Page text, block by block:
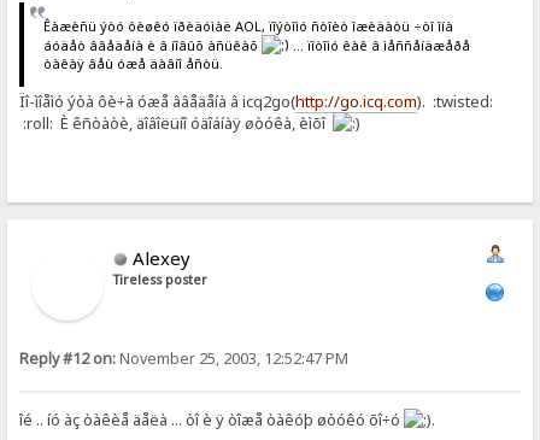
Êàæèñü ýòó ôèøêó ïðèäóìàë AOL, ïîýòîìó ñòîèò îæèäàòü ÷òî îíà
áóäåò ââåäåíà è â íîâûõ àñüêàõ
... ïîòîìó êàê â ìåññåíäæåðå
òàêàÿ âåù óæå äàâíî åñòü.
Ïî-ìîåìó ýòà ôè÷à óæå ââåäåíà â icq2go(http://go.icq.com). :twisted:
:roll: È êñòàòè, äîâîëüíî óäîáíàÿ øòóêà, èìõî
Alexey
Tireless poster
Reply #12 on:November 25, 2003, 12:52:47 PM
îé .. íó àç òàêèå äåëà ... òî è ÿ òîæå òàêóþ øòóêó õî÷ó .